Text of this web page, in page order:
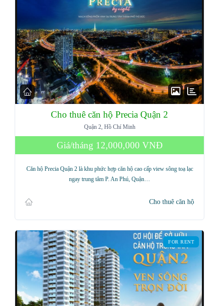
Cho thuê căn hộ Precia Quận 2
Quận 2, Hồ Chí Minh
Giá/tháng 12,000,000 VNĐ
Căn hộ Precia Quận 2 là khu phức hợp căn hộ cao cấp view sông toạ lạc
ngay trung tâm P. An Phú, Quận…
Cho thuê căn hộ
FOR RENT